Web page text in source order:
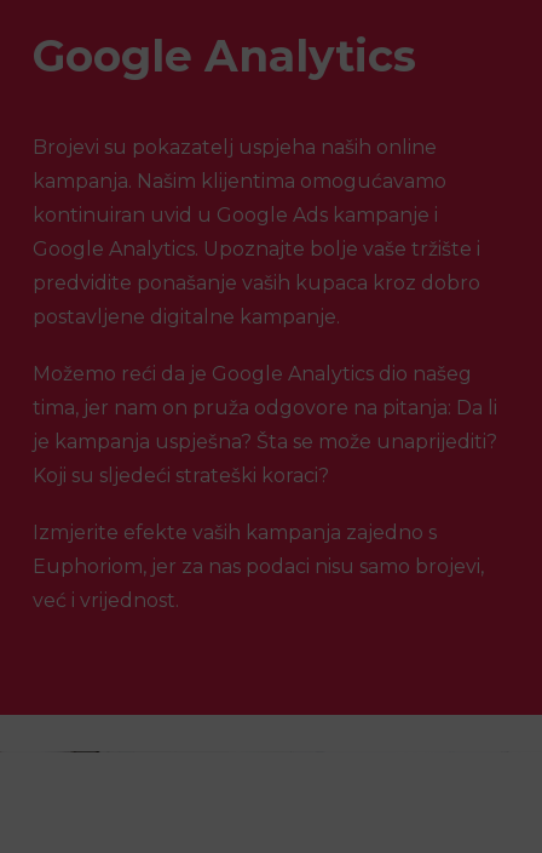
Google Analytics
Brojevi su pokazatelj uspjeha naših online
kampanja. Našim klijentima omogućavamo
kontinuiran uvid u Google Ads kampanje i
Google Analytics. Upoznajte bolje vaše tržište i
predvidite ponašanje vaših kupaca kroz dobro
postavljene digitalne kampanje.
Možemo reći da je Google Analytics dio našeg
tima, jer nam on pruža odgovore na pitanja: Da li
je kampanja uspješna? Šta se može unaprijediti?
Koji su sljedeći strateški koraci?
Izmjerite efekte vaših kampanja zajedno s
Euphoriom, jer za nas podaci nisu samo brojevi,
već i vrijednost.